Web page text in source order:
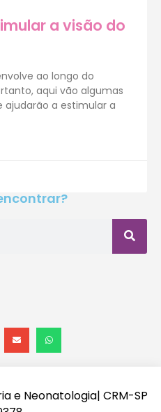
a visão do
ao longo do
aqui vão algumas
ajudarão a estimular a
e Neonatologia| CRM-SP